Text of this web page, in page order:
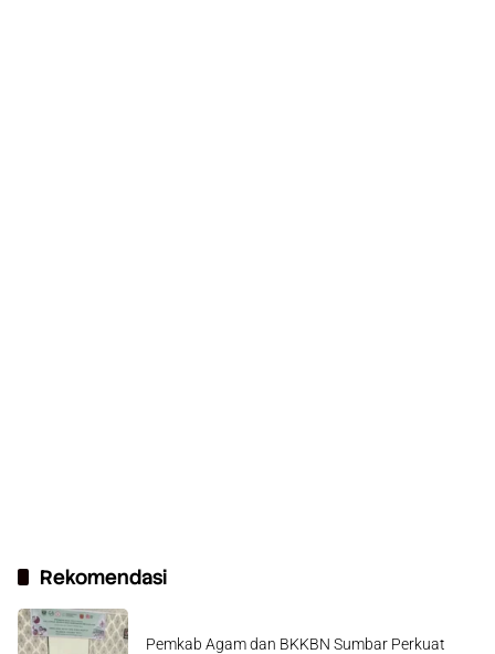
Rekomendasi
Pemkab Agam dan BKKBN Sumbar Perkuat